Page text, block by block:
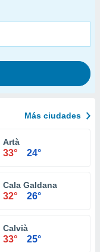
Más ciudades
Artà
33° 24°
Cala Galdana
32° 26°
Calvià
33° 25°